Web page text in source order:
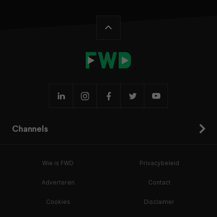
Channels
Wie is FWD Privacybeleid
Adverteren Contact
Cookies Disclaimer